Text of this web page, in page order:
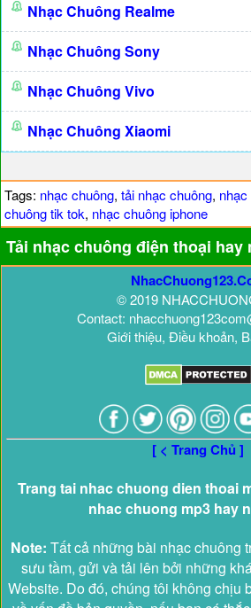
Nhạc Chuông Realme
Nhạc Chuông Sony
Nhạc Chuông Vivo
Nhạc Chuông Xiaomi
Tags: nhạc chuông, tải nhạc chuông,
chuông tik tok, nhạc chuông iphone
Tải nhạc chuông điện thoại hay
© 2019
Contact:
Giới thiệu, Điều khoản,
[ < Trang Chủ ]
Trang tai nhac chuong dien thoai
nhac chuong mp3 hay
Note: Tất cả những bài nhạc chuông
sưu tầm, gửi và tải lên bởi những
Website. Do đó, chúng tôi không chịu